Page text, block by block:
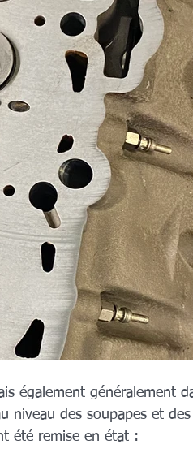
également généralement
niveau des soupapes et
été remise en état :